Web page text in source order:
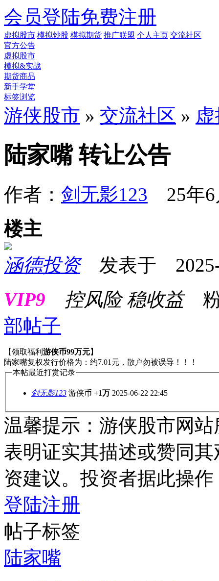
会员登陆免费注册
虚拟股市 模拟炒股 模拟期货 推广联盟 个人主页 交流社区
官方公告
虚拟股市
模拟&实战
期货商品
新手学堂
标签浏览
游侠股市 » 交流社区 »
陆家嘴 转让公告
作者： 剑无影123 25年6
楼主
涵德投资发表于 2025-
VIP9
控风险 稳收益
部帖子
【领取福利 游侠币99万元】
陆家嘴复权发行价格为：约7.01元，散户勿被误导！！！
本帖最近打赏记录
剑无影123 游侠币 +1万 2025-06-22 22:45
温馨提示：游侠股市网
表明证实其描述或赞同
资建议。投资者据此操
登陆注册
帖子标签
陆家嘴